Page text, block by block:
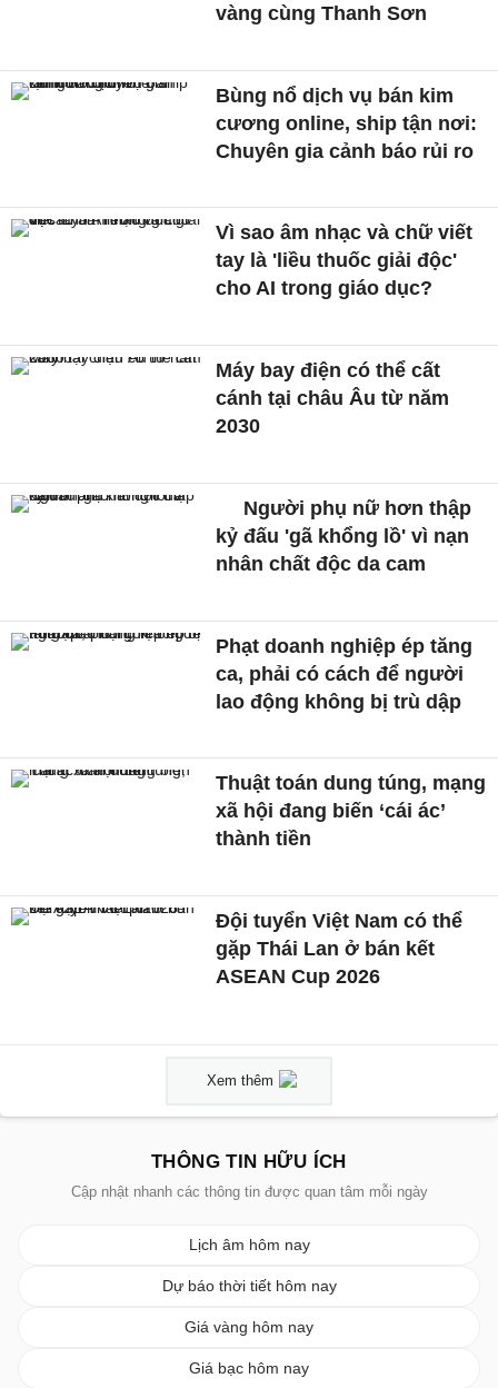
vàng cùng Thanh Sơn
Bùng nổ dịch vụ bán kim
cương online, ship tận nơi:
Chuyên gia cảnh báo rủi ro
Vì sao âm nhạc và chữ viết
tay là 'liều thuốc giải độc'
cho AI trong giáo dục?
Máy bay điện có thể cất
cánh tại châu Âu từ năm
2030
Người phụ nữ hơn thập
kỷ đấu 'gã khổng lồ' vì nạn
nhân chất độc da cam
Phạt doanh nghiệp ép tăng
ca, phải có cách để người
lao động không bị trù dập
Thuật toán dung túng, mạng
xã hội đang biến ‘cái ác’
thành tiền
Đội tuyển Việt Nam có thể
gặp Thái Lan ở bán kết
ASEAN Cup 2026
Xem thêm
THÔNG TIN HỮU ÍCH
Cập nhật nhanh các thông tin được quan tâm mỗi ngày
Lịch âm hôm nay
Dự báo thời tiết hôm nay
Giá vàng hôm nay
Giá bạc hôm nay